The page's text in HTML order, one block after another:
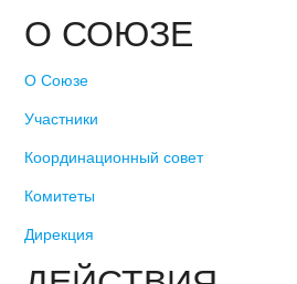
О СОЮЗЕ
О Союзе
Участники
Координационный совет
Комитеты
Дирекция